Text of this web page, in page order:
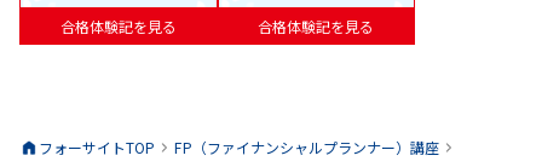
合格体験記を見る 合格体験記を見る
フォーサイトTOP FP（ファイナンシャルプランナー）講座